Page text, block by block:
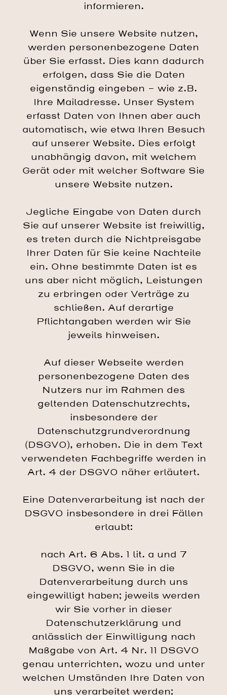
informieren.
Wenn Sie unsere Website nutzen,
werden personenbezogene Daten
über Sie erfasst. Dies kann dadurch
erfolgen, dass Sie die Daten
eigenständig eingeben – wie z.B.
Ihre Mailadresse. Unser System
erfasst Daten von Ihnen aber auch
automatisch, wie etwa Ihren Besuch
auf unserer Website. Dies erfolgt
unabhängig davon, mit welchem
Gerät oder mit welcher Software Sie
unsere Website nutzen.
Jegliche Eingabe von Daten durch
Sie auf unserer Website ist freiwillig,
es treten durch die Nichtpreisgabe
Ihrer Daten für Sie keine Nachteile
ein. Ohne bestimmte Daten ist es
uns aber nicht möglich, Leistungen
zu erbringen oder Verträge zu
schließen. Auf derartige
Pflichtangaben werden wir Sie
jeweils hinweisen.
Auf dieser Webseite werden
personenbezogene Daten des
Nutzers nur im Rahmen des
geltenden Datenschutzrechts,
insbesondere der
Datenschutzgrundverordnung
(DSGVO), erhoben. Die in dem Text
verwendeten Fachbegriffe werden in
Art. 4 der DSGVO näher erläutert.
Eine Datenverarbeitung ist nach der
DSGVO insbesondere in drei Fällen
erlaubt:
nach Art. 6 Abs. 1 lit. a und 7
DSGVO, wenn Sie in die
Datenverarbeitung durch uns
eingewilligt haben; jeweils werden
wir Sie vorher in dieser
Datenschutzerklärung und
anlässlich der Einwilligung nach
Maßgabe von Art. 4 Nr. 11 DSGVO
genau unterrichten, wozu und unter
welchen Umständen Ihre Daten von
uns verarbeitet werden;